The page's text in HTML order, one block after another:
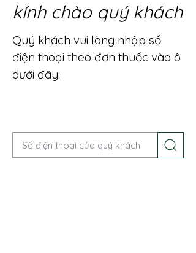
kính chào quý khách
Quý khách vui lòng nhập số
điện thoại theo đơn thuốc vào ô
dưới đây: